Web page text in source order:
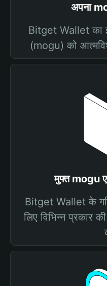
अपना
Bitget Wallet का
(mogu) को
मुफ्त mogu
Bitget Wallet के
लिए विभिन्न प्रकार